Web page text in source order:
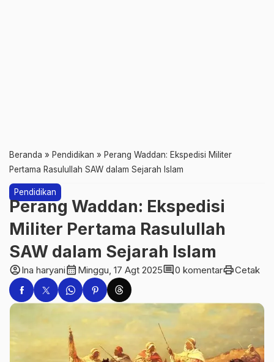
Beranda » Pendidikan » Perang Waddan: Ekspedisi Militer
Pertama Rasulullah SAW dalam Sejarah Islam
Pendidikan
Perang Waddan: Ekspedisi
Militer Pertama Rasulullah
SAW dalam Sejarah Islam
account_circleIna haryanicalendar_month Minggu, 17 Agt 2025comment0 komentarprintCetak